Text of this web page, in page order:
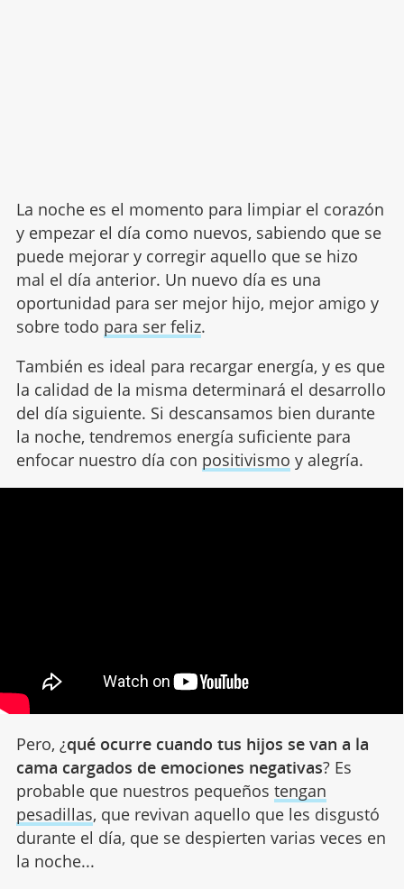
La noche es el momento para limpiar el corazón
y empezar el día como nuevos, sabiendo que se
puede mejorar y corregir aquello que se hizo
mal el día anterior. Un nuevo día es una
oportunidad para ser mejor hijo, mejor amigo y
sobre todo para ser feliz.
También es ideal para recargar energía, y es que
la calidad de la misma determinará el desarrollo
del día siguiente. Si descansamos bien durante
la noche, tendremos energía suficiente para
enfocar nuestro día con positivismo y alegría.
Pero, ¿qué ocurre cuando tus hijos se van a la
cama cargados de emociones negativas? Es
probable que nuestros pequeños tengan
pesadillas, que revivan aquello que les disgustó
durante el día, que se despierten varias veces en
la noche...